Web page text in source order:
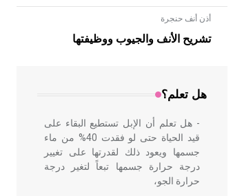
أذن أنف حنجرة
تشريح الأنف والجيوب ووظيفتها
هل تعلم؟
- هل تعلم أن الأبلق نوع من الفنون
الهندسية التي ارتبطت بالعمارة الإسلامية
في بلاد الشام ومصر خاصة، حيث يحرص
- هل تعلم أن الإبل تستطيع البقاء على
قيد الحياة حتى لو فقدت 40% من ماء
جسمها ويعود ذلك لقدرتها على تغيير
درجة حرارة جسمها تبعاً لتغير درجة
حرارة الجو،